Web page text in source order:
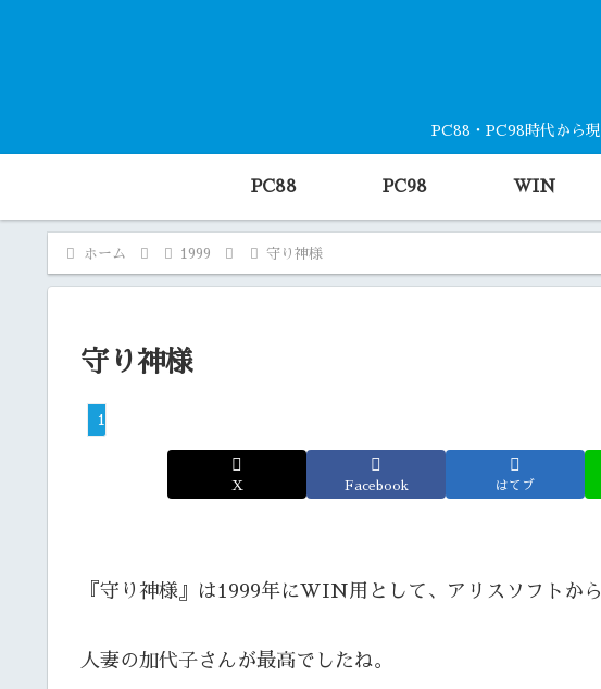
PC88・PC98時代から
PC88 PC98 WIN
ホーム 1999 守り神様
守り神様
1999
X Facebook はてブ
『守り神様』は1999年にWIN用として、アリスソフトか
人妻の加代子さんが最高でしたね。